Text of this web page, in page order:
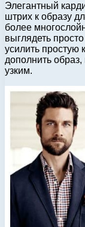
Элегантный
штрих к образу
более
выглядеть
усилить
дополнить
узким.